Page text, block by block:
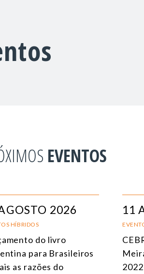
EVENTOS
2026
HÍBRIDOS
do livro
para Brasileiros
as razões do
11